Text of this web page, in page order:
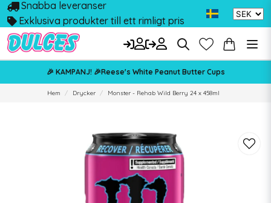
Snabba leveranser
Exklusiva produkter till ett rimligt pris
🎉 KAMPANJ! 🎉Reese's White Peanut Butter Cups
Hem Drycker Monster - Rehab Wild Berry 24 x 458ml